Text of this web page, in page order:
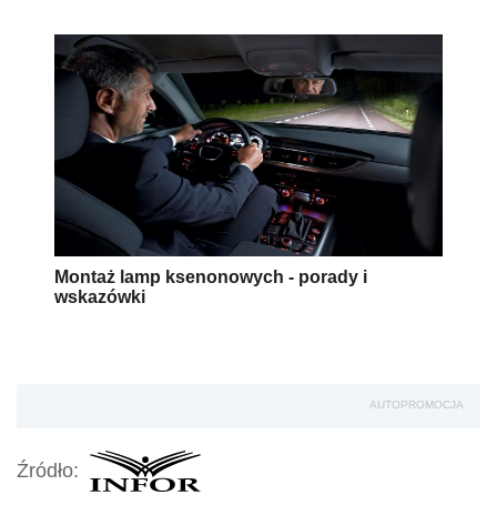
Montaż lamp ksenonowych - porady i
wskazówki
AUTOPROMOCJA
Źródło: